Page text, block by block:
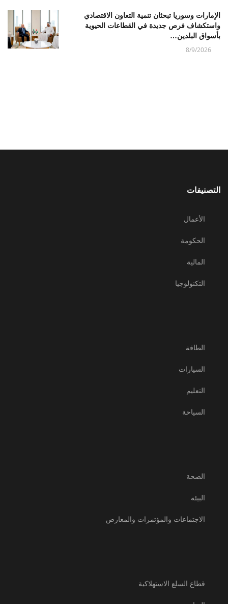
الإمارات وسوريا تبحثان تنمية التعاون الاقتصادي
واستكشاف فرص جديدة في القطاعات الحيوية
بأسواق البلدين…
8/9/2026
التصنيفات
الأعمال
الحكومة
المالية
التكنولوجيا
الطاقة
السيارات
التعليم
السياحة
الصحة
البيئة
الاجتماعات والمؤتمرات والمعارض
قطاع السلع الاستهلاكية